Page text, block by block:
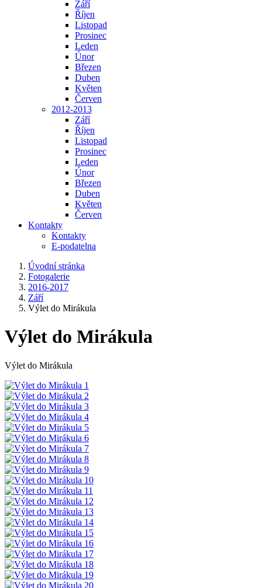
Září
Říjen
Listopad
Prosinec
Leden
Únor
Březen
Duben
Květen
Červen
2012-2013
Září
Říjen
Listopad
Prosinec
Leden
Únor
Březen
Duben
Květen
Červen
Kontakty
Kontakty
E-podatelna
Úvodní stránka
Fotogalerie
2016-2017
Září
Výlet do Mirákula
Výlet do Mirákula
Výlet do Mirákula